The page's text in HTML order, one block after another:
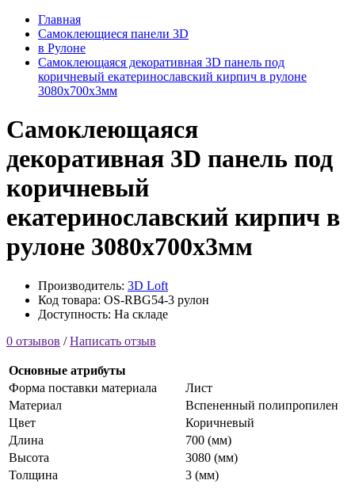
Главная
Самоклеющиеся панели 3D
в Рулоне
Самоклеющаяся декоративная 3D панель под
коричневый екатеринославский кирпич в рулоне
3080x700x3мм
Самоклеющаяся
декоративная 3D панель под
коричневый
екатеринославский кирпич в
рулоне 3080x700x3мм
Производитель: 3D Loft
Код товара: OS-RBG54-3 рулон
Доступность: На складе
0 отзывов /Написать отзыв
Основные атрибуты
Форма поставки материала
Лист
Материал
Вспененный полипропилен
Цвет
Коричневый
Длина
700 (мм)
Высота
3080 (мм)
Толщина
3 (мм)